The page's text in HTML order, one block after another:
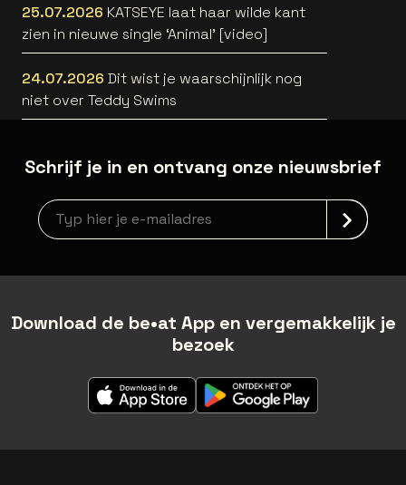
25.07.2026 KATSEYE laat haar wilde kant
zien in nieuwe single ‘Animal’ [video]
24.07.2026 Dit wist je waarschijnlijk nog
niet over Teddy Swims
Schrijf je in en ontvang onze nieuwsbrief
Nieuwsbrief aanmelding
Download de be•at App en vergemakkelijk je
bezoek